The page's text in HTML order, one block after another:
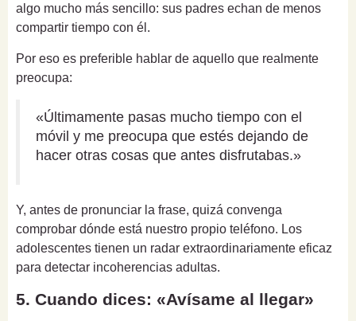
algo mucho más sencillo: sus padres echan de menos
compartir tiempo con él.
Por eso es preferible hablar de aquello que realmente
preocupa:
«Últimamente pasas mucho tiempo con el
móvil y me preocupa que estés dejando de
hacer otras cosas que antes disfrutabas.»
Y, antes de pronunciar la frase, quizá convenga
comprobar dónde está nuestro propio teléfono. Los
adolescentes tienen un radar extraordinariamente eficaz
para detectar incoherencias adultas.
5. Cuando dices: «Avísame al llegar»